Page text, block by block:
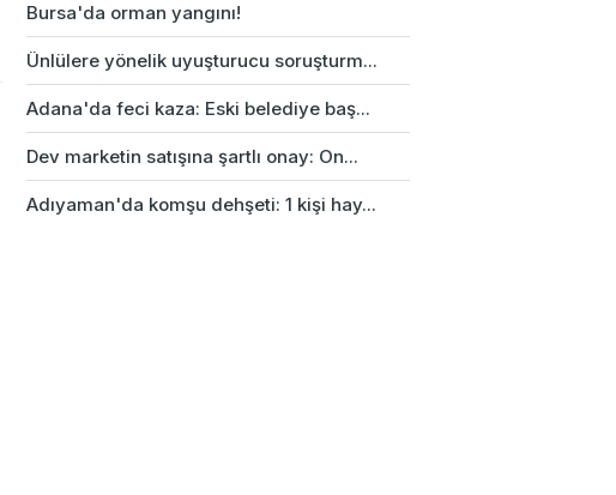
Bursa'da orman yangını!
Ünlülere yönelik uyuşturucu soruşturm...
Adana'da feci kaza: Eski belediye baş...
Dev marketin satışına şartlı onay: On...
Adıyaman'da komşu dehşeti: 1 kişi hay...